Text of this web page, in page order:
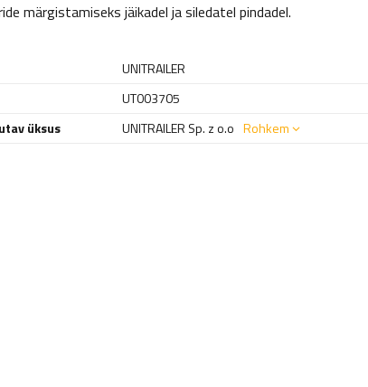
märgistamiseks jäikadel ja siledatel pindadel.
UNITRAILER
UT003705
üksus
UNITRAILER Sp. z o.o Rohkem